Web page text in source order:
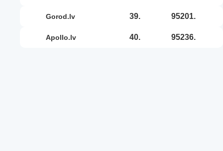
gorod.lv 39. 95201.
apollo.lv 40. 95236.